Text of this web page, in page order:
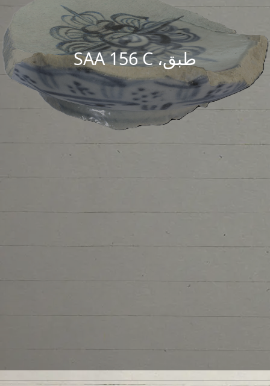
طبق، SAA 156 C